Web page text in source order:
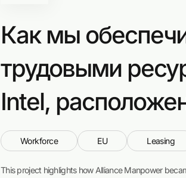
Как мы
трудовыми
Intel,
Workforce EU Leasing
This project highlights how Alliance Manpower